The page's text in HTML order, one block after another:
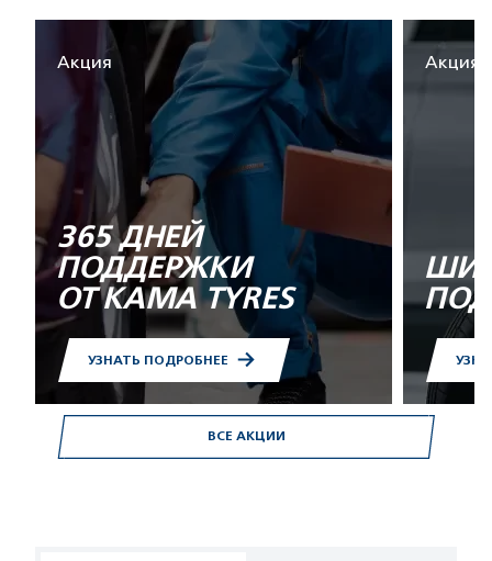
ВСЕ АКЦИИ
Акция
365 ДНЕЙ
ПОДДЕРЖКИ
ОТ KAMA TYRES
УЗНАТЬ ПОДРОБНЕЕ
Акция